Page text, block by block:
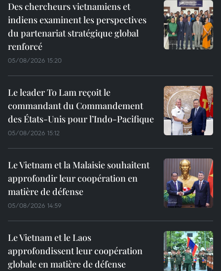
Des chercheurs vietnamiens et
indiens examinent les perspectives
du partenariat stratégique global
renforcé
05/08/2026 15:20
Le leader To Lam reçoit le
commandant du Commandement
des États-Unis pour l’Indo-Pacifique
05/08/2026 15:12
Le Vietnam et la Malaisie souhaitent
approfondir leur coopération en
matière de défense
05/08/2026 14:59
Le Vietnam et le Laos
approfondissent leur coopération
globale en matière de défense